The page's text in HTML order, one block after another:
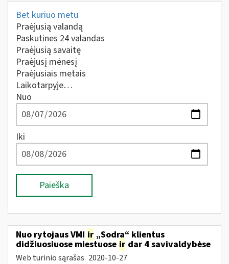
Bet kuriuo metu
Praėjusią valandą
Paskutines 24 valandas
Praėjusią savaitę
Praėjusį mėnesį
Praėjusiais metais
Laikotarpyje…
Nuo
Iki
Paieška
Nuo rytojaus VMI ir „Sodra“ klientus
didžiuosiuose miestuose ir dar 4 savivaldybėse
Web turinio sąrašas 2020-10-27